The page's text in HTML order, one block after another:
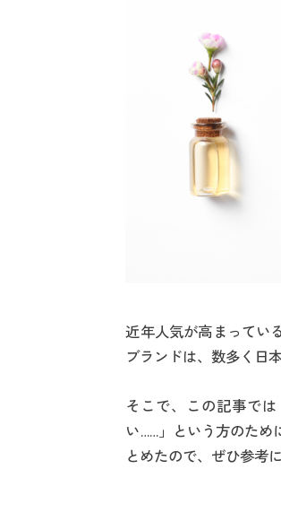
近年人気が高まってい
ブランドは、数多く日
そこで、この記事で
い……」という方のため
とめたので、ぜひ参考